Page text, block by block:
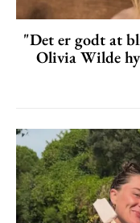
"Det er godt at
Olivia Wilde